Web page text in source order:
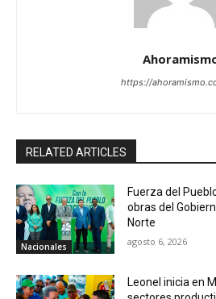
https://
RELATED ARTICLES
Nacionales
Fuerza del
obras del
Norte
agosto 6, 2026
Leonel inicia en